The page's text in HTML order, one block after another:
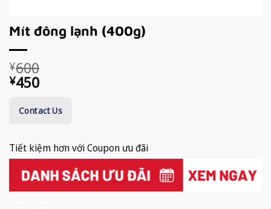
Mít đông lạnh (400g)
¥600
Giá
gốc
¥600.
¥450
Giá
hiện
là:
Contact Us
Tiết kiệm hơn với Coupon ưu đãi